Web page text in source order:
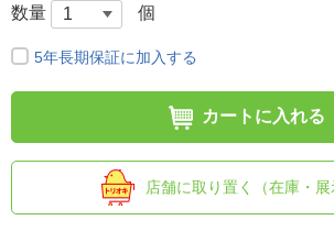
数量 個
5年長期保証に加入する
カートに入れる
店舗に取り置く（在庫・展